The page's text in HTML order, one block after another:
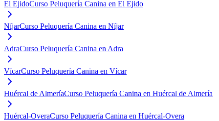
El EjidoCurso Peluquería Canina en El Ejido
NíjarCurso Peluquería Canina en Níjar
AdraCurso Peluquería Canina en Adra
VícarCurso Peluquería Canina en Vícar
Huércal de AlmeríaCurso Peluquería Canina en Huércal de Almería
Huércal-OveraCurso Peluquería Canina en Huércal-Overa